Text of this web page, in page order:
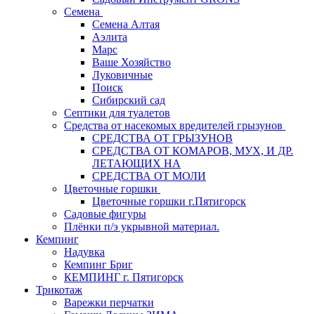
Семена
Семена Алтая
Аэлита
Марс
Ваше Хозяйство
Луковичные
Поиск
Сибирский сад
Септики для туалетов
Средства от насекомых вредителей грызунов
СPEДСТВА ОТ ГРЫЗУНОВ
СРЕДСТВА ОТ КОМАРОВ, МУХ, И ДР.
ЛЕТАЮЩИХ НА
СРЕДСТВА ОТ МОЛИ
Цветочные горшки
Цветочные горшки г.Пятигорск
Садовые фигуры
Плёнки п/э укрывной материал.
Кемпинг
Надувка
Кемпинг Бриг
КЕМПИНГ г. Пятигорск
Трикотаж
Варежки перчатки